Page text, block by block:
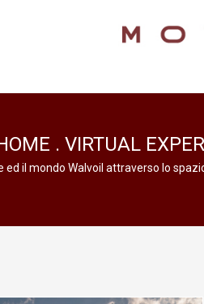
. VIRTUAL
ed il mondo Walvoil attraverso lo